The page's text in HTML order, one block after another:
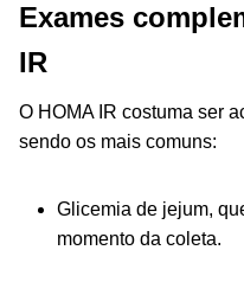
Exames
IR
O HOMA IR costuma ser
sendo os mais comuns:
Glicemia de jejum,
momento da coleta.